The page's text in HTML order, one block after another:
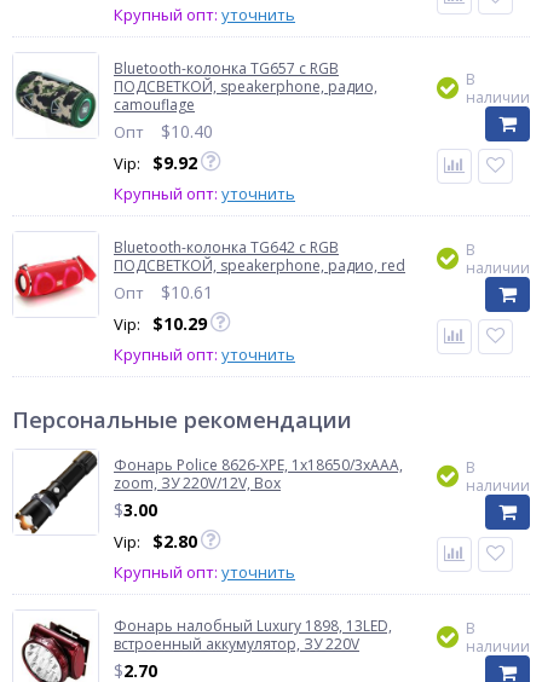
Крупный опт: уточнить
Bluetooth-колонка TG657 с RGB
ПОДСВЕТКОЙ, speakerphone, радио,
camouflage
Опт $10.40
Vip: $9.92
Крупный опт: уточнить
В
наличии
Bluetooth-колонка TG642 с RGB
ПОДСВЕТКОЙ, speakerphone, радио, red
Опт $10.61
Vip: $10.29
Крупный опт: уточнить
В
наличии
Персональные рекомендации
Фонарь Police 8626-XPE, 1х18650/3xAAA,
zoom, ЗУ 220V/12V, Box
$3.00
Vip: $2.80
Крупный опт: уточнить
В
наличии
Фонарь налобный Luxury 1898, 13LED,
встроенный аккумулятор, ЗУ 220V
$2.70
В
наличии